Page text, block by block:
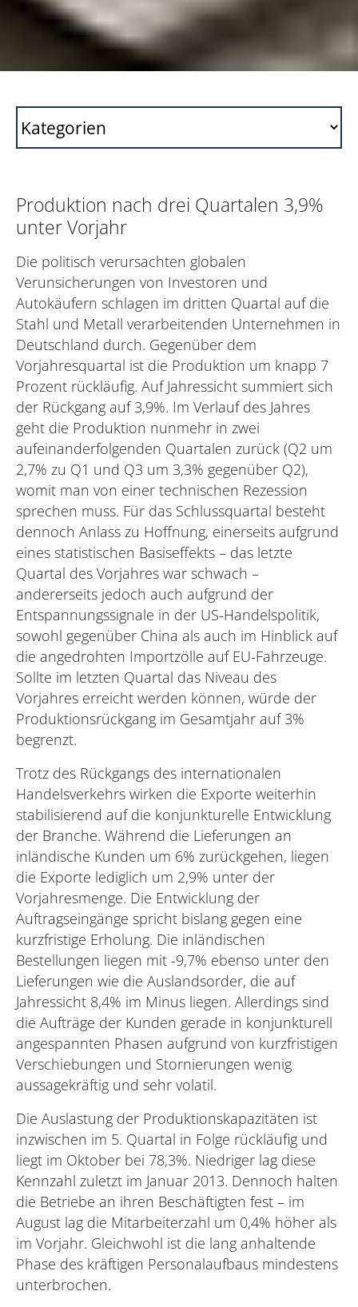
Produktion nach drei Quartalen 3,9%
unter Vorjahr
Die politisch verursachten globalen
Verunsicherungen von Investoren und
Autokäufern schlagen im dritten Quartal auf die
Stahl und Metall verarbeitenden Unternehmen in
Deutschland durch. Gegenüber dem
Vorjahresquartal ist die Produktion um knapp 7
Prozent rückläufig. Auf Jahressicht summiert sich
der Rückgang auf 3,9%. Im Verlauf des Jahres
geht die Produktion nunmehr in zwei
aufeinanderfolgenden Quartalen zurück (Q2 um
2,7% zu Q1 und Q3 um 3,3% gegenüber Q2),
womit man von einer technischen Rezession
sprechen muss. Für das Schlussquartal besteht
dennoch Anlass zu Hoffnung, einerseits aufgrund
eines statistischen Basiseffekts – das letzte
Quartal des Vorjahres war schwach –
andererseits jedoch auch aufgrund der
Entspannungssignale in der US-Handelspolitik,
sowohl gegenüber China als auch im Hinblick auf
die angedrohten Importzölle auf EU-Fahrzeuge.
Sollte im letzten Quartal das Niveau des
Vorjahres erreicht werden können, würde der
Produktionsrückgang im Gesamtjahr auf 3%
begrenzt.
Trotz des Rückgangs des internationalen
Handelsverkehrs wirken die Exporte weiterhin
stabilisierend auf die konjunkturelle Entwicklung
der Branche. Während die Lieferungen an
inländische Kunden um 6% zurückgehen, liegen
die Exporte lediglich um 2,9% unter der
Vorjahresmenge. Die Entwicklung der
Auftragseingänge spricht bislang gegen eine
kurzfristige Erholung. Die inländischen
Bestellungen liegen mit -9,7% ebenso unter den
Lieferungen wie die Auslandsorder, die auf
Jahressicht 8,4% im Minus liegen. Allerdings sind
die Aufträge der Kunden gerade in konjunkturell
angespannten Phasen aufgrund von kurzfristigen
Verschiebungen und Stornierungen wenig
aussagekräftig und sehr volatil.
Die Auslastung der Produktionskapazitäten ist
inzwischen im 5. Quartal in Folge rückläufig und
liegt im Oktober bei 78,3%. Niedriger lag diese
Kennzahl zuletzt im Januar 2013. Dennoch halten
die Betriebe an ihren Beschäftigten fest – im
August lag die Mitarbeiterzahl um 0,4% höher als
im Vorjahr. Gleichwohl ist die lang anhaltende
Phase des kräftigen Personalaufbaus mindestens
unterbrochen.